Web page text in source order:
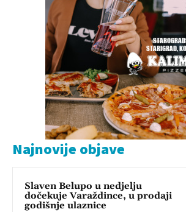
Najnovije objave
Slaven Belupo u nedjelju
dočekuje Varaždince, u prodaji
godišnje ulaznice